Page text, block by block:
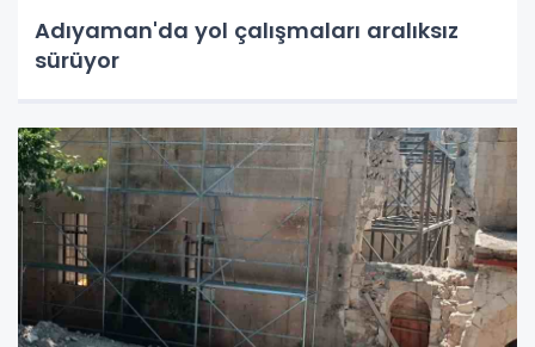
Adıyaman'da yol çalışmaları aralıksız
sürüyor